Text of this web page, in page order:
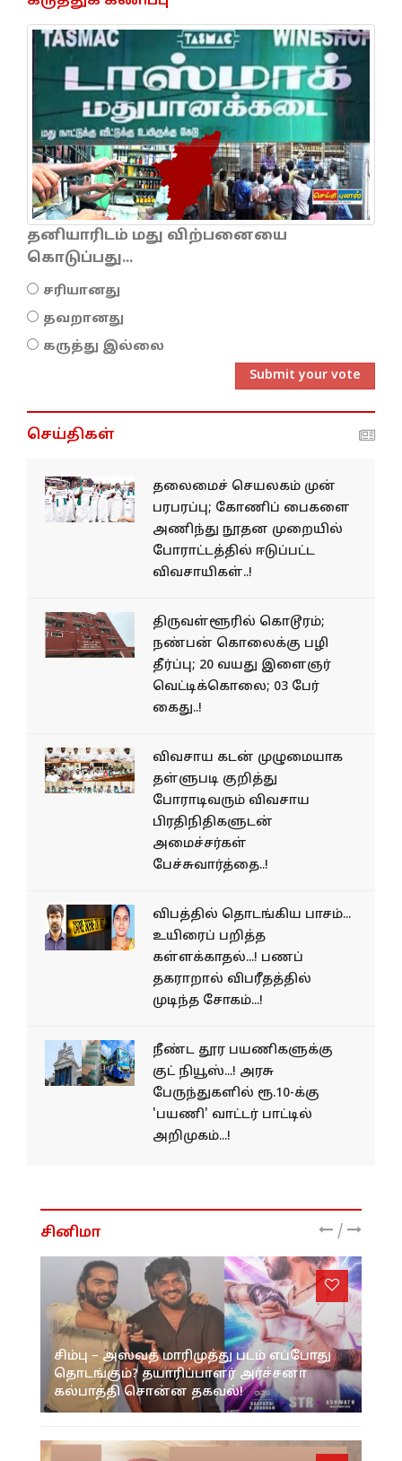
தனியாரிடம் மது விற்பனையை
கொடுப்பது...
சரியானது
தவறானது
கருத்து இல்லை
Submit your vote
செய்திகள்
தலை​மைச் செயல​கம் முன்
பரபரப்பு; கோணிப் பைகளை
அணிந்து நூதன முறை​யில்
போராட்​டத்​தில் ஈடுப்பட்ட
விவசாயிகள்..!
திருவள்ளூரில் கொடூரம்;
நண்பன் கொலைக்கு பழி
தீர்ப்பு; 20 வயது இளைஞர்
வெட்டிக்கொலை; 03 பேர்
கைது..!
விவ​சாய கடன் முழுமையாக
தள்​ளு​படி குறித்து
போராடிவரும் விவசாய
பிரதிநிதிகளுடன்
அமைச்சர்கள்
பேச்சுவார்த்தை..!
விபத்தில் தொடங்கிய பாசம்...
உயிரைப் பறித்த
கள்ளக்காதல்...! பணப்
தகராறால் விபரீதத்தில்
முடிந்த சோகம்...!
நீண்ட தூர பயணிகளுக்கு
குட் நியூஸ்...! அரசு
பேருந்துகளில் ரூ.10-க்கு
'பயணி' வாட்டர் பாட்டில்
அறிமுகம்...!
சினிமா /
சிம்பு – அஸ்வத் மாரிமுத்து படம் எப்போது
தொடங்கும்? தயாரிப்பாளர் அர்ச்சனா
கல்பாத்தி சொன்ன தகவல்!